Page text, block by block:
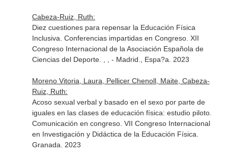
Cabeza-Ruiz, Ruth:
Diez cuestiones para repensar la Educación Física
Inclusiva. Conferencias impartidas en Congreso. XII
Congreso Internacional de la Asociación Española de
Ciencias del Deporte. , , - Madrid., Espa?a. 2023
Moreno Vitoria, Laura, Pellicer Chenoll, Maite, Cabeza-
Ruiz, Ruth:
Acoso sexual verbal y basado en el sexo por parte de
iguales en las clases de educación física: estudio piloto.
Comunicación en congreso. VII Congreso Internacional
en Investigación y Didáctica de la Educación Física.
Granada. 2023